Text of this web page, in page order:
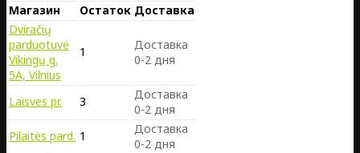
Магазин Остаток Доставка
Dviračių
parduotuvė
Vikingų g.
5A, Vilnius
1
Доставка
0-2 дня
Laisves pr. 3
Доставка
0-2 дня
Pilaitės pard. 1
Доставка
0-2 дня